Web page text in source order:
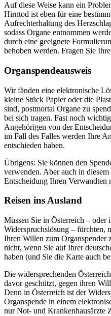
Auf diese Weise kann ein
Hirntod ist eben für eine
Aufrechterhaltung des
sodass Organe entnommen
durch eine geeignete
behoben werden. Fragen Sie
Organspendeausweis
Wir fänden eine elektronische
kleine Stück Papier oder die
sind, postmortal Organe zu
bei sich tragen. Fast noch
Angehörigen von der
im Fall des Falles werden Ihre
entschieden haben.
Übrigens: Sie können den
verwenden. Aber auch in
Entscheidung Ihren Verwandten
Reisen ins Ausland
Müssen Sie in Österreich – oder
Widerspruchslösung – fürchten,
Ihren Willen zum Organspender
nicht, wenn Sie auf Ihrer
haben (und Sie die Karte auch
Die widersprechenden
davor geschützt, gegen ihren
Denn in Österreich ist der
Organspende in einem
nur Not- und Krankenhausärzte